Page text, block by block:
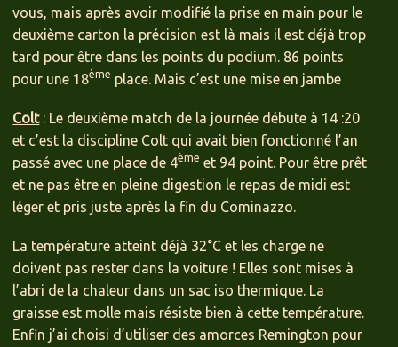
vous, mais après avoir modifié la prise en main pour le
deuxième carton la précision est là mais il est déjà trop
tard pour être dans les points du podium. 86 points
pour une 18ème place. Mais c’est une mise en jambe
Colt: Le deuxième match de la journée débute à 14 :20
et c’est la discipline Colt qui avait bien fonctionné l’an
passé avec une place de 4ème et 94 point. Pour être prêt
et ne pas être en pleine digestion le repas de midi est
léger et pris juste après la fin du Cominazzo.
La température atteint déjà 32°C et les charge ne
doivent pas rester dans la voiture ! Elles sont mises à
l’abri de la chaleur dans un sac iso thermique. La
graisse est molle mais résiste bien à cette température.
Enfin j’ai choisi d’utiliser des amorces Remington pour